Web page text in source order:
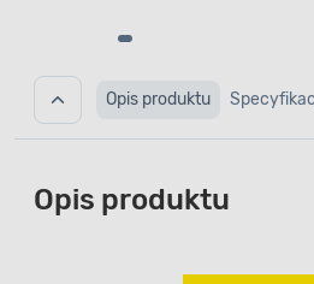
Opis produktu
Opis produktu